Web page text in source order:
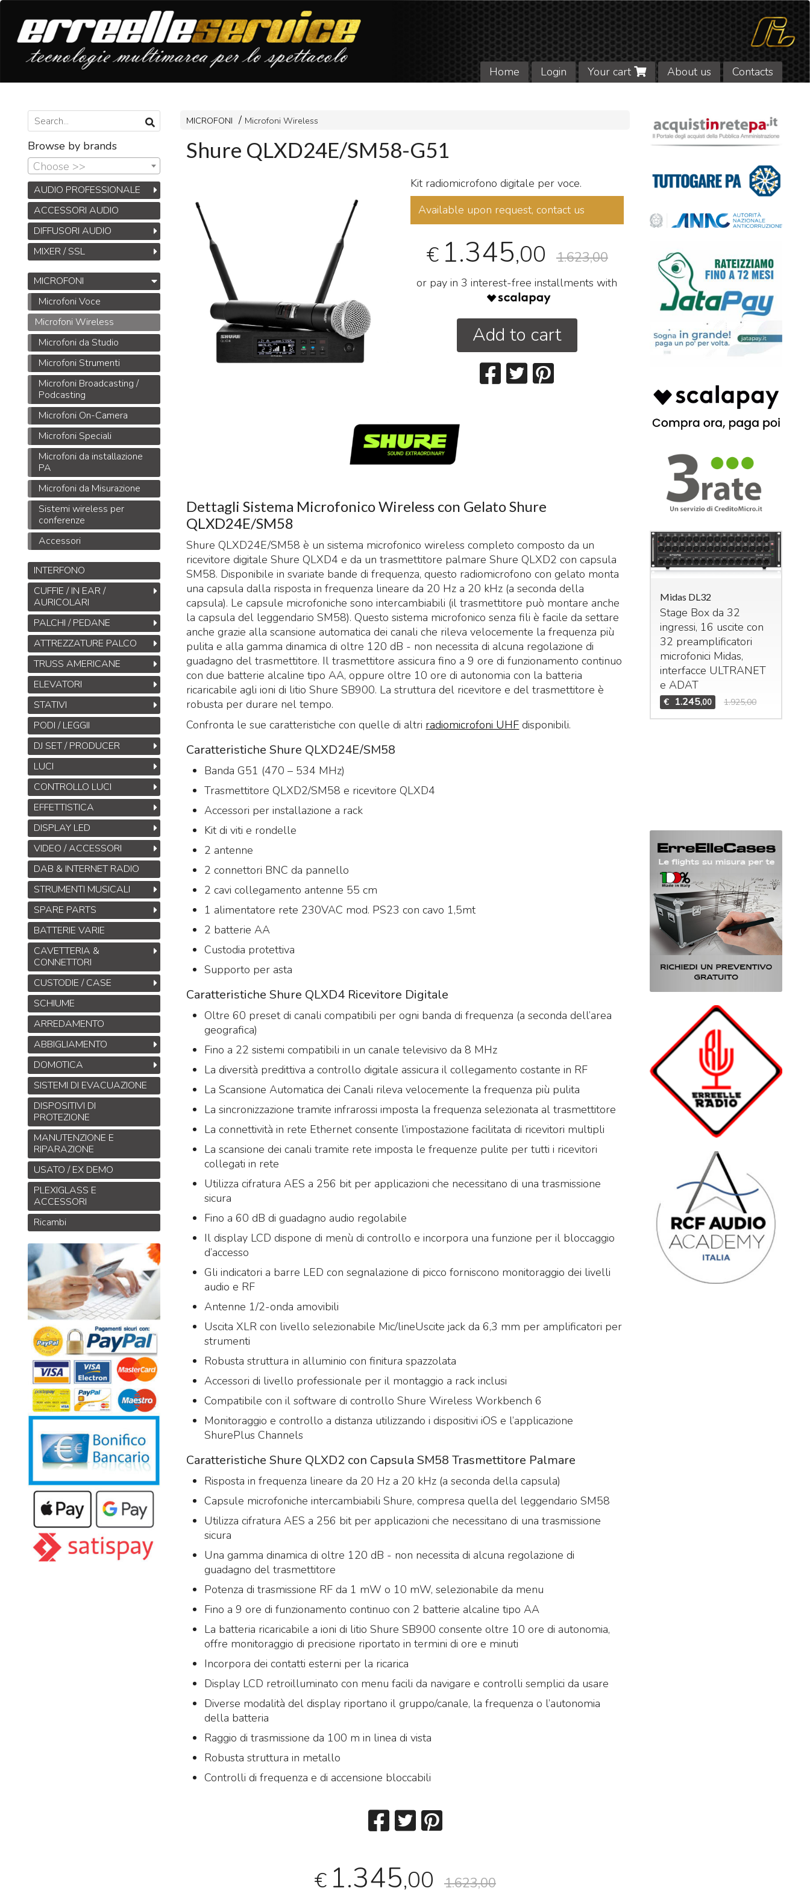
Home Login Your cart About us Contacts
MICROFONI Microfoni Wireless
Shure QLXD24E/SM58-G51
Kit radiomicrofono digitale per voce.
Available upon request, contact us
€ 1.345,00 1.623,00
or pay in 3 interest-free installments with
Add to cart
Dettagli Sistema Microfonico Wireless con Gelato Shure
QLXD24E/SM58
Shure QLXD24E/SM58 è un sistema microfonico wireless completo composto da un
ricevitore digitale Shure QLXD4 e da un trasmettitore palmare Shure QLXD2 con capsula
SM58. Disponibile in svariate bande di frequenza, questo radiomicrofono con gelato monta
una capsula dalla risposta in frequenza lineare da 20 Hz a 20 kHz (a seconda della
capsula). Le capsule microfoniche sono intercambiabili (il trasmettitore può montare anche
la capsula del leggendario SM58). Questo sistema microfonico senza fili è facile da settare
anche grazie alla scansione automatica dei canali che rileva velocemente la frequenza più
pulita e alla gamma dinamica di oltre 120 dB - non necessita di alcuna regolazione di
guadagno del trasmettitore. Il trasmettitore assicura fino a 9 ore di funzionamento continuo
con due batterie alcaline tipo AA, oppure oltre 10 ore di autonomia con la batteria
ricaricabile agli ioni di litio Shure SB900. La struttura del ricevitore e del trasmettitore è
robusta per durare nel tempo.
Confronta le sue caratteristiche con quelle di altri radiomicrofoni UHF disponibili.
Caratteristiche Shure QLXD24E/SM58
Banda G51 (470 – 534 MHz)
Trasmettitore QLXD2/SM58 e ricevitore QLXD4
Accessori per installazione a rack
Kit di viti e rondelle
2 antenne
2 connettori BNC da pannello
2 cavi collegamento antenne 55 cm
1 alimentatore rete 230VAC mod. PS23 con cavo 1,5mt
2 batterie AA
Custodia protettiva
Supporto per asta
Caratteristiche Shure QLXD4 Ricevitore Digitale
Oltre 60 preset di canali compatibili per ogni banda di frequenza (a seconda dell’area
geografica)
Fino a 22 sistemi compatibili in un canale televisivo da 8 MHz
La diversità predittiva a controllo digitale assicura il collegamento costante in RF
La Scansione Automatica dei Canali rileva velocemente la frequenza più pulita
La sincronizzazione tramite infrarossi imposta la frequenza selezionata al trasmettitore
La connettività in rete Ethernet consente l’impostazione facilitata di ricevitori multipli
La scansione dei canali tramite rete imposta le frequenze pulite per tutti i ricevitori
collegati in rete
Utilizza cifratura AES a 256 bit per applicazioni che necessitano di una trasmissione
sicura
Fino a 60 dB di guadagno audio regolabile
Il display LCD dispone di menù di controllo e incorpora una funzione per il bloccaggio
d’accesso
Gli indicatori a barre LED con segnalazione di picco forniscono monitoraggio dei livelli
audio e RF
Antenne 1/2-onda amovibili
Uscita XLR con livello selezionabile Mic/lineUscite jack da 6,3 mm per amplificatori per
strumenti
Robusta struttura in alluminio con finitura spazzolata
Accessori di livello professionale per il montaggio a rack inclusi
Compatibile con il software di controllo Shure Wireless Workbench 6
Monitoraggio e controllo a distanza utilizzando i dispositivi iOS e l’applicazione
ShurePlus Channels
Caratteristiche Shure QLXD2 con Capsula SM58 Trasmettitore Palmare
Risposta in frequenza lineare da 20 Hz a 20 kHz (a seconda della capsula)
Capsule microfoniche intercambiabili Shure, compresa quella del leggendario SM58
Utilizza cifratura AES a 256 bit per applicazioni che necessitano di una trasmissione
sicura
Una gamma dinamica di oltre 120 dB - non necessita di alcuna regolazione di
guadagno del trasmettitore
Potenza di trasmissione RF da 1 mW o 10 mW, selezionabile da menu
Fino a 9 ore di funzionamento continuo con 2 batterie alcaline tipo AA
La batteria ricaricabile a ioni di litio Shure SB900 consente oltre 10 ore di autonomia,
offre monitoraggio di precisione riportato in termini di ore e minuti
Incorpora dei contatti esterni per la ricarica
Display LCD retroilluminato con menu facili da navigare e controlli semplici da usare
Diverse modalità del display riportano il gruppo/canale, la frequenza o l’autonomia
della batteria
Raggio di trasmissione da 100 m in linea di vista
Robusta struttura in metallo
Controlli di frequenza e di accensione bloccabili
€ 1.345,00 1.623,00
Browse by brands
Choose >>
AUDIO PROFESSIONALE
ACCESSORI AUDIO
DIFFUSORI AUDIO
MIXER / SSL
MICROFONI
Microfoni Voce
Microfoni Wireless
Microfoni da Studio
Microfoni Strumenti
Microfoni Broadcasting /
Podcasting
Microfoni On-Camera
Microfoni Speciali
Microfoni da installazione
PA
Microfoni da Misurazione
Sistemi wireless per
conferenze
Accessori
INTERFONO
CUFFIE / IN EAR /
AURICOLARI
PALCHI / PEDANE
ATTREZZATURE PALCO
TRUSS AMERICANE
ELEVATORI
STATIVI
PODI / LEGGII
DJ SET / PRODUCER
LUCI
CONTROLLO LUCI
EFFETTISTICA
DISPLAY LED
VIDEO / ACCESSORI
DAB & INTERNET RADIO
STRUMENTI MUSICALI
SPARE PARTS
BATTERIE VARIE
CAVETTERIA &
CONNETTORI
CUSTODIE / CASE
SCHIUME
ARREDAMENTO
ABBIGLIAMENTO
DOMOTICA
SISTEMI DI EVACUAZIONE
DISPOSITIVI DI
PROTEZIONE
MANUTENZIONE E
RIPARAZIONE
USATO / EX DEMO
PLEXIGLASS E
ACCESSORI
Ricambi
Midas DL32
Stage Box da 32
ingressi, 16 uscite con
32 preamplificatori
microfonici Midas,
interfacce
ULTRANET
ADAT
1.245 1.925,00
Midas M32R Live / DL32
Bundle
Set composto da:
Midas M32R Live Klark
Midas DL32
€ 3.855,00 5.324,00
Midas M32 Live / DL32
Bundle
Midas M32 Live Klark
Midas M32R Live
Mixer digitale per live
e studio. 40 ingressi –
25 bus (16 Aux, 6
matrix,LCR). n°8 effetti
e n°6 gruppi di mute.
Midas DL32
Stage Box da 32
ingressi, 16 uscite con
32 preamplificatori
microfonici Midas,
interfacce ULTRANET
eADAT
€ 1.245,00 1.925,00